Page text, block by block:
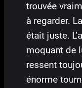
trouvée
à regarder.
était juste.
moquant de
ressent
énorme